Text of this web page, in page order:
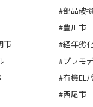
市
#部品破損
#豊川市
#経年劣
#プラモ
#有機EL
#西尾市